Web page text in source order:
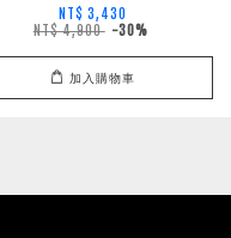
NT$ 3,430
NT$ 4,900 -30%
加入購物車